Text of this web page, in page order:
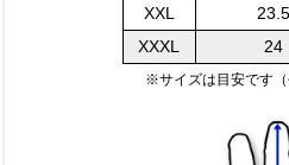
XXL
23.5
XXXL
24
※サイズは目安です（